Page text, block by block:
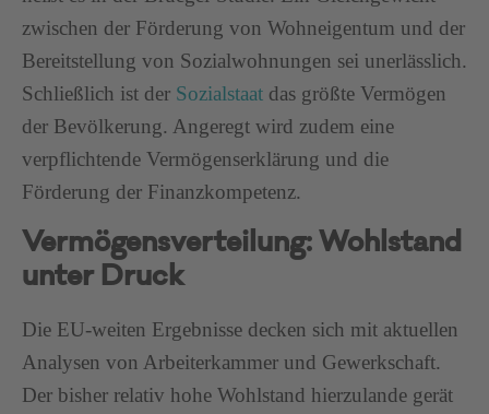
zwischen der Förderung von Wohneigentum und der
Bereitstellung von Sozialwohnungen sei unerlässlich.
Schließlich ist der Sozialstaat das größte Vermögen
der Bevölkerung. Angeregt wird zudem eine
verpflichtende Vermögenserklärung und die
Förderung der Finanzkompetenz.
Vermögensverteilung: Wohlstand
unter Druck
Die EU-weiten Ergebnisse decken sich mit aktuellen
Analysen von Arbeiterkammer und Gewerkschaft.
Der bisher relativ hohe Wohlstand hierzulande gerät